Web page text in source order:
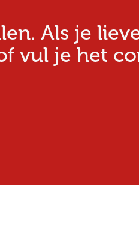
Als je
vul je het